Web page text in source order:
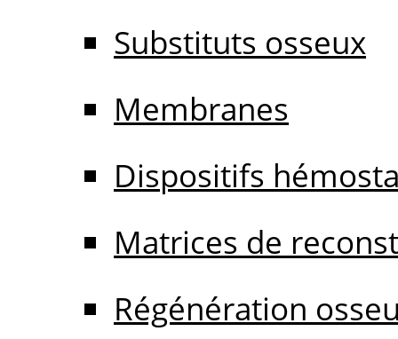
Substituts osseux
Membranes
Dispositifs
Matrices de
Régénération